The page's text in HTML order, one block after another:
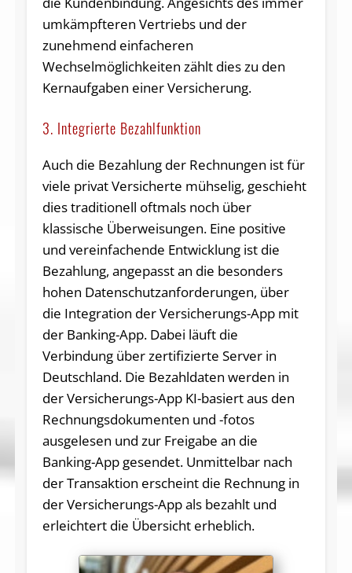
umkämpfteren Vertriebs und der
zunehmend einfacheren
Wechselmöglichkeiten zählt dies zu den
Kernaufgaben einer Versicherung.
3. Integrierte Bezahlfunktion
Auch die Bezahlung der Rechnungen ist für
viele privat Versicherte mühselig, geschieht
dies traditionell oftmals noch über
klassische Überweisungen. Eine positive
und vereinfachende Entwicklung ist die
Bezahlung, angepasst an die besonders
hohen Datenschutzanforderungen, über
die Integration der Versicherungs-App mit
der Banking-App. Dabei läuft die
Verbindung über zertifizierte Server in
Deutschland. Die Bezahldaten werden in
der Versicherungs-App KI-basiert aus den
Rechnungsdokumenten und -fotos
ausgelesen und zur Freigabe an die
Banking-App gesendet. Unmittelbar nach
der Transaktion erscheint die Rechnung in
der Versicherungs-App als bezahlt und
erleichtert die Übersicht erheblich.